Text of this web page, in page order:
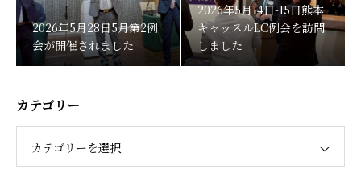
2026年5月28日5月第2例
会が開催されました
2026年5月14日-15日熊本
キャッスルLC例会を訪問
しました
カテゴリー
カテゴリーを選択